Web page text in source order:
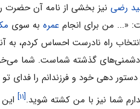
رضی نیز بخشی از نامه آن حضرت
«... من برای انجام عمره به سوی
راه نادرست احساس کردم،
گذشته شماست. شما
دستور دهی خود و فرزندانم را فدای
شما نیز با من کشته شوید.[۱۱]